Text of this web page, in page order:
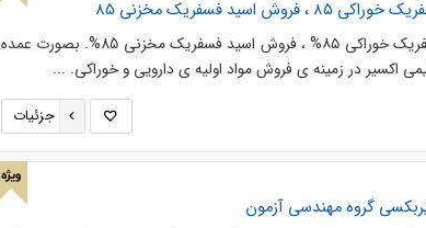
وارد کننده اسید فسفریک 85% ، فروش اسید فسفریک خوراکی ۸۵% ، فروش اسید فسفریک مخزنی 85%. بصورت عمده
اکسیر در زمینه ی فروش مواد اولیه ی دارویی و خوراکی. ...
جزئیات
ویژه
گروه مهندسی آزمون